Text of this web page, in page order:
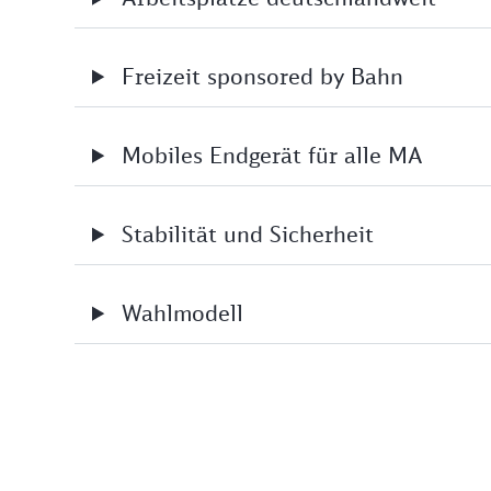
Freizeit sponsored by Bahn
Mobiles Endgerät für alle MA
Stabilität und Sicherheit
Wahlmodell